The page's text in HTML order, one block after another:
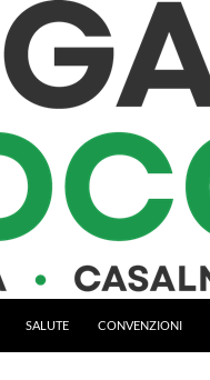
SALUTE CONVENZIONI